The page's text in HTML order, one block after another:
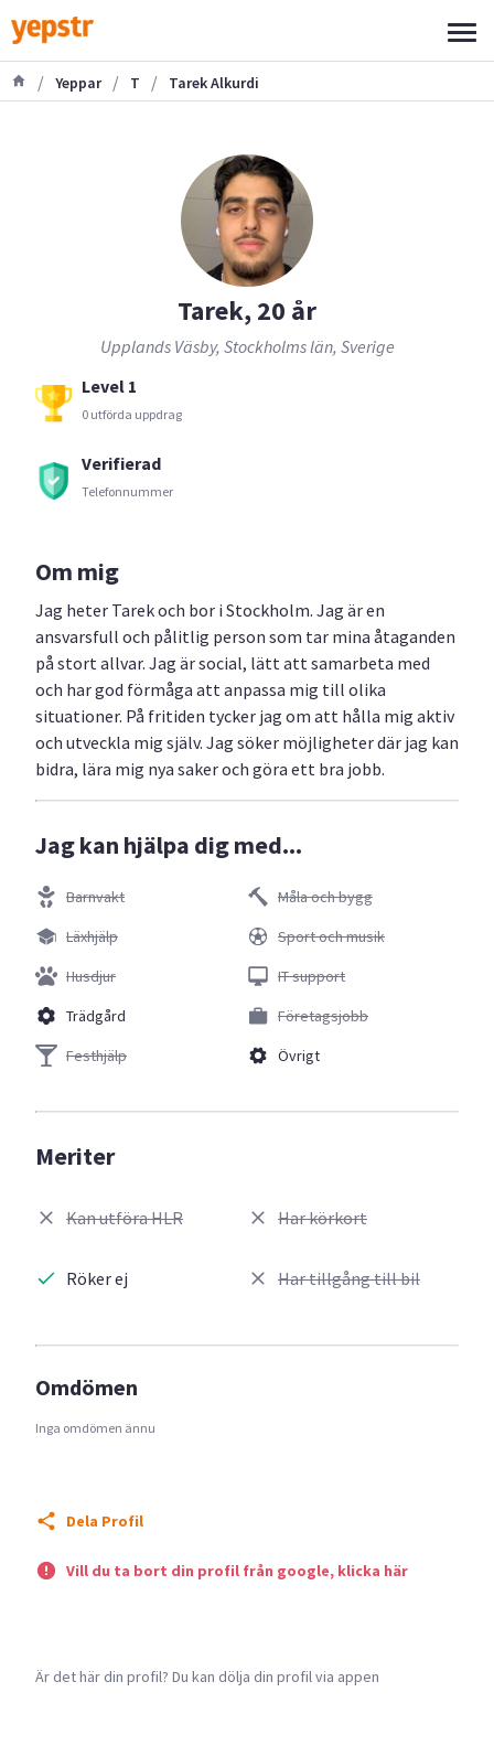
/ Yeppar / T / Tarek Alkurdi
Tarek, 20 år
Upplands Väsby, Stockholms län, Sverige
Level 1
0 utförda uppdrag
Verifierad
Telefonnummer
Om mig
Jag heter Tarek och bor i Stockholm. Jag är en
ansvarsfull och pålitlig person som tar mina åtaganden
på stort allvar. Jag är social, lätt att samarbeta med
och har god förmåga att anpassa mig till olika
situationer. På fritiden tycker jag om att hålla mig aktiv
och utveckla mig själv. Jag söker möjligheter där jag kan
bidra, lära mig nya saker och göra ett bra jobb.
Jag kan hjälpa dig med...
Barnvakt
Läxhjälp
Husdjur
Trädgård
Festhjälp
Måla och bygg
Sport och musik
IT support
Företagsjobb
Övrigt
Meriter
Kan utföra HLR
Röker ej
Har körkort
Har tillgång till bil
Omdömen
Inga omdömen ännu
Dela Profil
Vill du ta bort din profil från google, klicka här
Är det här din profil? Du kan dölja din profil via appen